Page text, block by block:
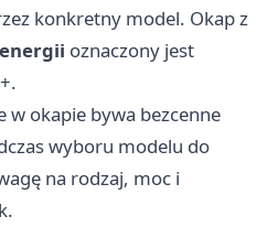
konkretny model. Okap z
oznaczony jest
okapie bywa bezcenne
wyboru modelu do
na rodzaj, moc i